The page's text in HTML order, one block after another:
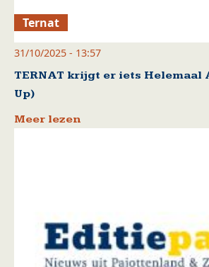
Ternat
31/10/2025 - 13:57
TERNAT krijgt er iets Helemaal
Up)
Meer lezen